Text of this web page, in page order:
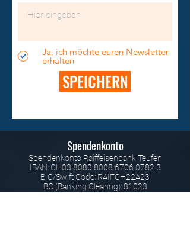
Ja, ich möchte euren Newsletter
erhalten
SPEICHERN
Spendenkonto
Spendenkonto Raiffeisenbank Teufen
IBAN: CH03 8080 8008 6706 0782 3
BIC/Swift Code: RAIFCH22A23
BC (Banking Clearing): 81023